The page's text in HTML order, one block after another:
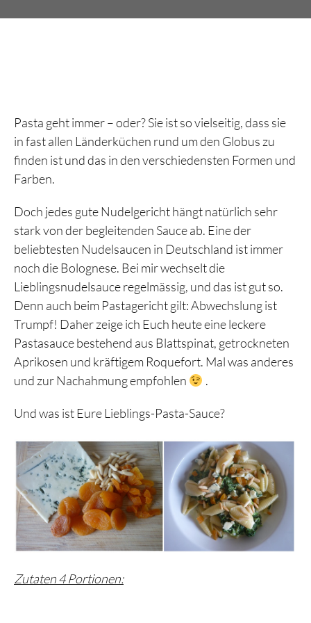
Pasta geht immer – oder? Sie ist so vielseitig, dass sie
in fast allen Länderküchen rund um den Globus zu
finden ist und das in den verschiedensten Formen und
Farben.
Doch jedes gute Nudelgericht hängt natürlich sehr
stark von der begleitenden Sauce ab. Eine der
beliebtesten Nudelsaucen in Deutschland ist immer
noch die Bolognese. Bei mir wechselt die
Lieblingsnudelsauce regelmässig, und das ist gut so.
Denn auch beim Pastagericht gilt: Abwechslung ist
Trumpf! Daher zeige ich Euch heute eine leckere
Pastasauce bestehend aus Blattspinat, getrockneten
Aprikosen und kräftigem Roquefort. Mal was anderes
und zur Nachahmung empfohlen
.
Und was ist Eure Lieblings-Pasta-Sauce?
Zutaten 4 Portionen: